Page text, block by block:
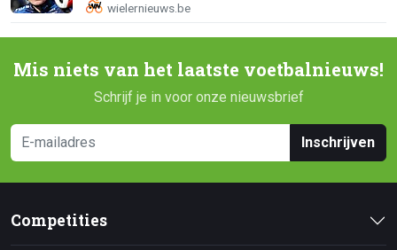
Mis niets van het laatste voetbalnieuws!
Schrijf je in voor onze nieuwsbrief
Inschrijven
Competities